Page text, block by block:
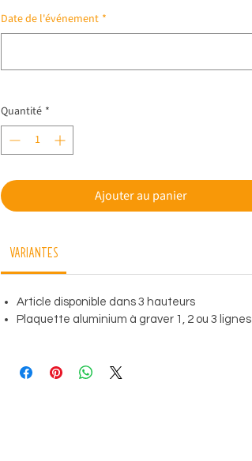
Date de l'événement *
Quantité *
Ajouter au panier
Variantes
Article disponible dans 3 hauteurs
Plaquette aluminium à graver 1, 2 ou 3 lignes